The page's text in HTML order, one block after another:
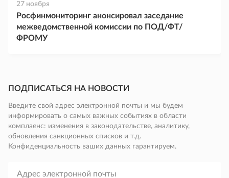
27 ноября
Росфинмониторинг анонсировал заседание
межведомственной комиссии по ПОД/ФТ/
ФРОМУ
ПОДПИСАТЬСЯ НА НОВОСТИ
Введите свой адрес электронной почты и мы будем
информировать о самых важных событиях в области
комплаенс: изменения в законодательстве, аналитику,
обновления санкционных списков и т.д.
Конфиденциальность ваших данных гарантируем.